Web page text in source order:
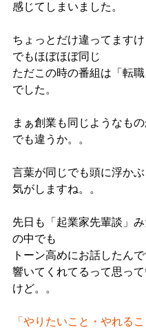
感じてしまいました。
ちょっとだけ違ってますけ
でもほぼほぼ同じ
ただこの時の番組は「転
でした。
まぁ創業も同じようなも
でも違うか。。
言葉が同じでも頭に浮かぶ
気がしますね。。
先日も「起業家先輩談」
の中でも
トーン高めにお話したんで
響いてくれてるって思っ
けど。。
「やりたいこと・やれる